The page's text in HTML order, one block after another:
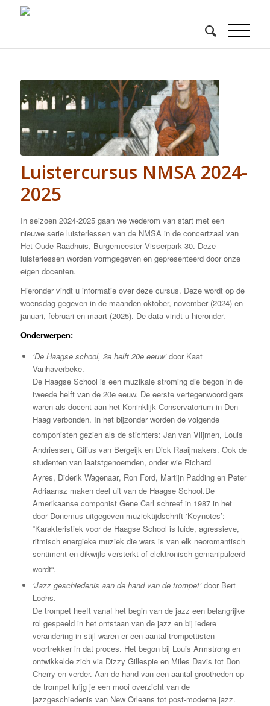
Luistercursus NMSA 2024-
2025
In seizoen 2024-2025 gaan we wederom van start met een
nieuwe serie luisterlessen van de NMSA in de concertzaal van
Het Oude Raadhuis, Burgemeester Visserpark 30. Deze
luisterlessen worden vormgegeven en gepresenteerd door onze
eigen docenten.
Hieronder vindt u informatie over deze cursus. Deze wordt op de
woensdag gegeven in de maanden oktober, november (2024) en
januari, februari en maart (2025). De data vindt u hieronder.
Onderwerpen:
‘De Haagse school, 2e helft 20e eeuw’door Kaat
Vanhaverbeke.
De Haagse School is een muzikale stroming die begon in de
tweede helft van de 20e eeuw. De eerste vertegenwoordigers
waren als docent aan het Koninklijk Conservatorium in Den
Haag verbonden. In het bijzonder worden de volgende
componisten gezien als de stichters: Jan van Vlijmen, Louis
Andriessen, Gilius van Bergeijken Dick Raaijmakers. Ook de
studenten van laatstgenoemden, onder wie Richard
Ayres, Diderik Wagenaar, Ron Ford, Martijn Padding en Peter
Adriaansz maken deel uit van de Haagse School.De
Amerikaanse componist Gene Carl schreef in 1987 in het
door Donemus uitgegeven muziektijdschrift ‘Keynotes’:
“Karakteristiek voor de Haagse School is luide, agressieve,
ritmisch energieke muziek die wars is van elk neoromantisch
sentiment en dikwijls versterkt of elektronisch gemanipuleerd
wordt“.
‘Jazz geschiedenis aan de hand van de trompet’door Bert
Lochs.
De trompet heeft vanaf het begin van de jazz een belangrijke
rol gespeeld in het ontstaan van de jazz en bij iedere
verandering in stijl waren er een aantal trompettisten
voortrekker in dat proces. Het begon bij Louis Armstrong en
ontwikkelde zich via Dizzy Gillespie en Miles Davis tot Don
Cherry en verder. Aan de hand van een aantal grootheden op
de trompet krijg je een mooi overzicht van de
jazzgeschiedenis van New Orleans tot post-moderne jazz.